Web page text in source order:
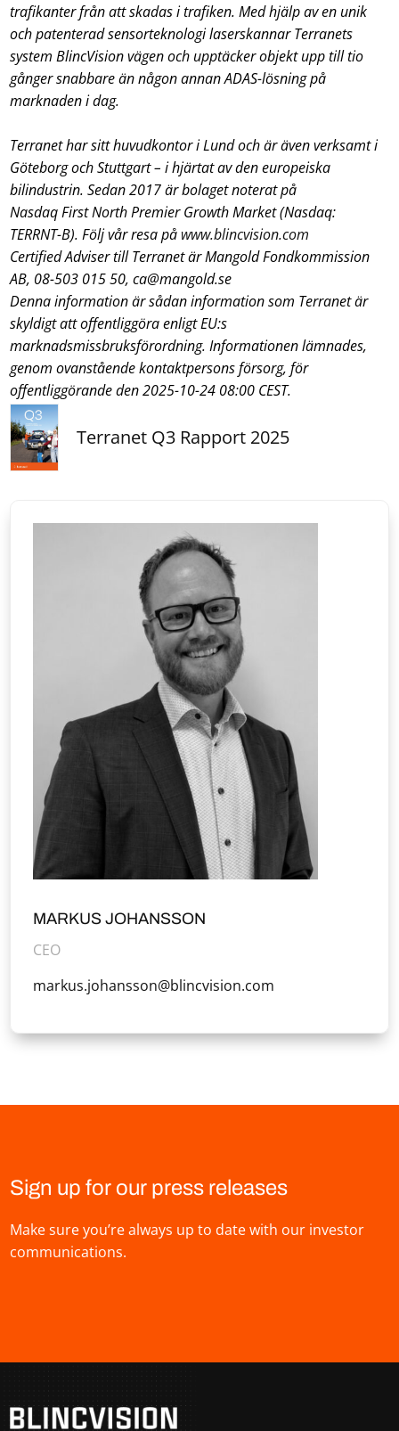
trafikanter från att skadas i trafiken. Med hjälp av en unik
och patenterad sensorteknologi laserskannar Terranets
system BlincVision vägen och upptäcker objekt upp till tio
gånger snabbare än någon annan ADAS-lösning på
marknaden i dag.
Terranet har sitt huvudkontor i Lund och är även verksamt i
Göteborg och Stuttgart – i hjärtat av den europeiska
bilindustrin. Sedan 2017 är bolaget noterat på
Nasdaq First North Premier Growth Market (Nasdaq:
TERRNT-B). Följ vår resa på www.blincvision.com
Certified Adviser till Terranet är Mangold Fondkommission
AB, 08-503 015 50, ca@mangold.se
Denna information är sådan information som Terranet är
skyldigt att offentliggöra enligt EU:s
marknadsmissbruksförordning. Informationen lämnades,
genom ovanstående kontaktpersons försorg, för
offentliggörande den 2025-10-24 08:00 CEST.
Terranet Q3 Rapport 2025
MARKUS JOHANSSON
CEO
markus.johansson@blincvision.com
Sign up for our press releases
Make sure you’re always up to date with our investor
communications.